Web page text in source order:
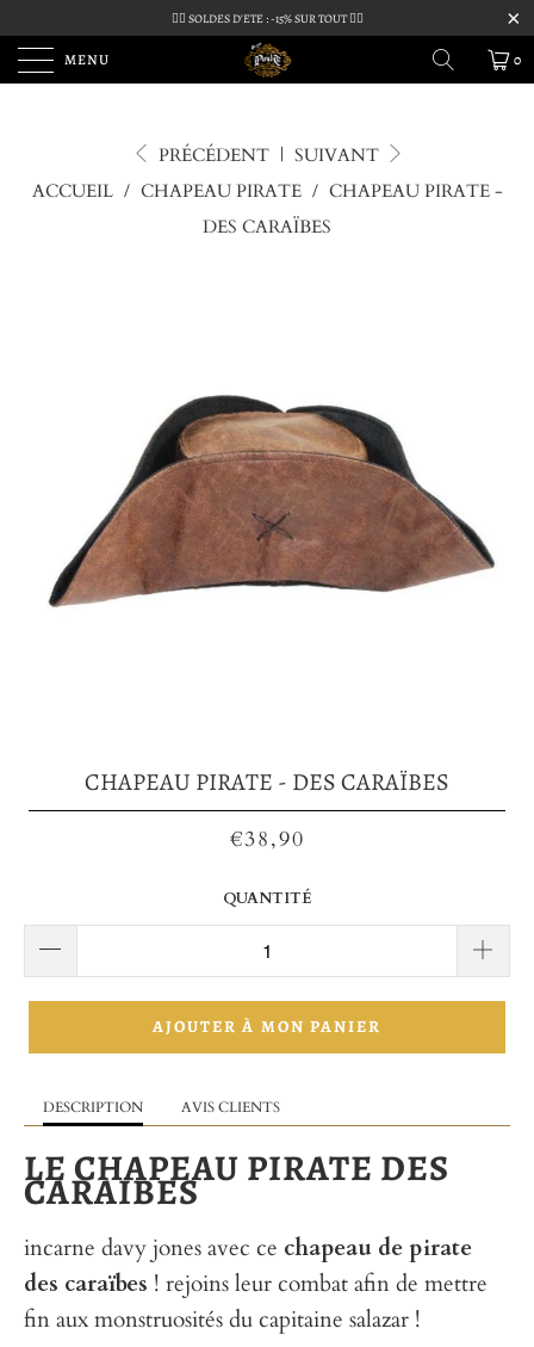
🏴‍☠️ SOLDES D'ETE : -15% SUR TOUT 🏴‍☠️
MENU 0
PRÉCÉDENT | SUIVANT
ACCUEIL / CHAPEAU PIRATE / CHAPEAU PIRATE -
DES CARAÏBES
CHAPEAU PIRATE - DES CARAÏBES
€38,90
QUANTITÉ
AJOUTER À MON PANIER
DESCRIPTION AVIS CLIENTS
LE CHAPEAU PIRATE DES
CARAIBES
incarne davy jones avec ce chapeau de pirate
des caraïbes ! rejoins leur combat afin de mettre
fin aux monstruosités du capitaine salazar !